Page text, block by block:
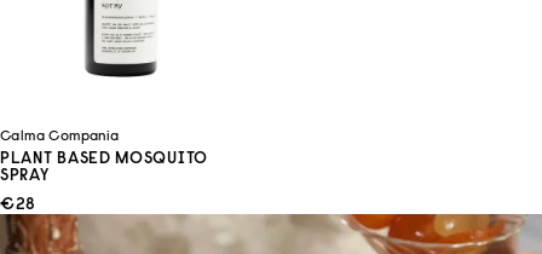
Calma Compania
PLANT BASED MOSQUITO
SPRAY
ANGEBOT
€28